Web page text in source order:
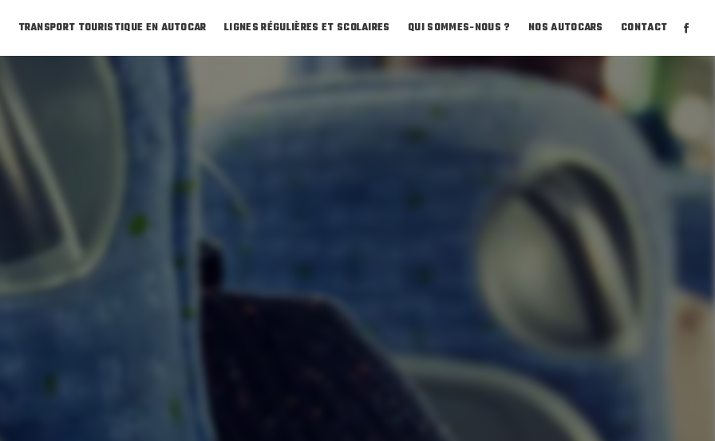
TRANSPORT TOURISTIQUE EN AUTOCAR LIGNES RÉGULIÈRES ET SCOLAIRES QUI SOMMES-NOUS ? NOS AUTOCARS CONTACT